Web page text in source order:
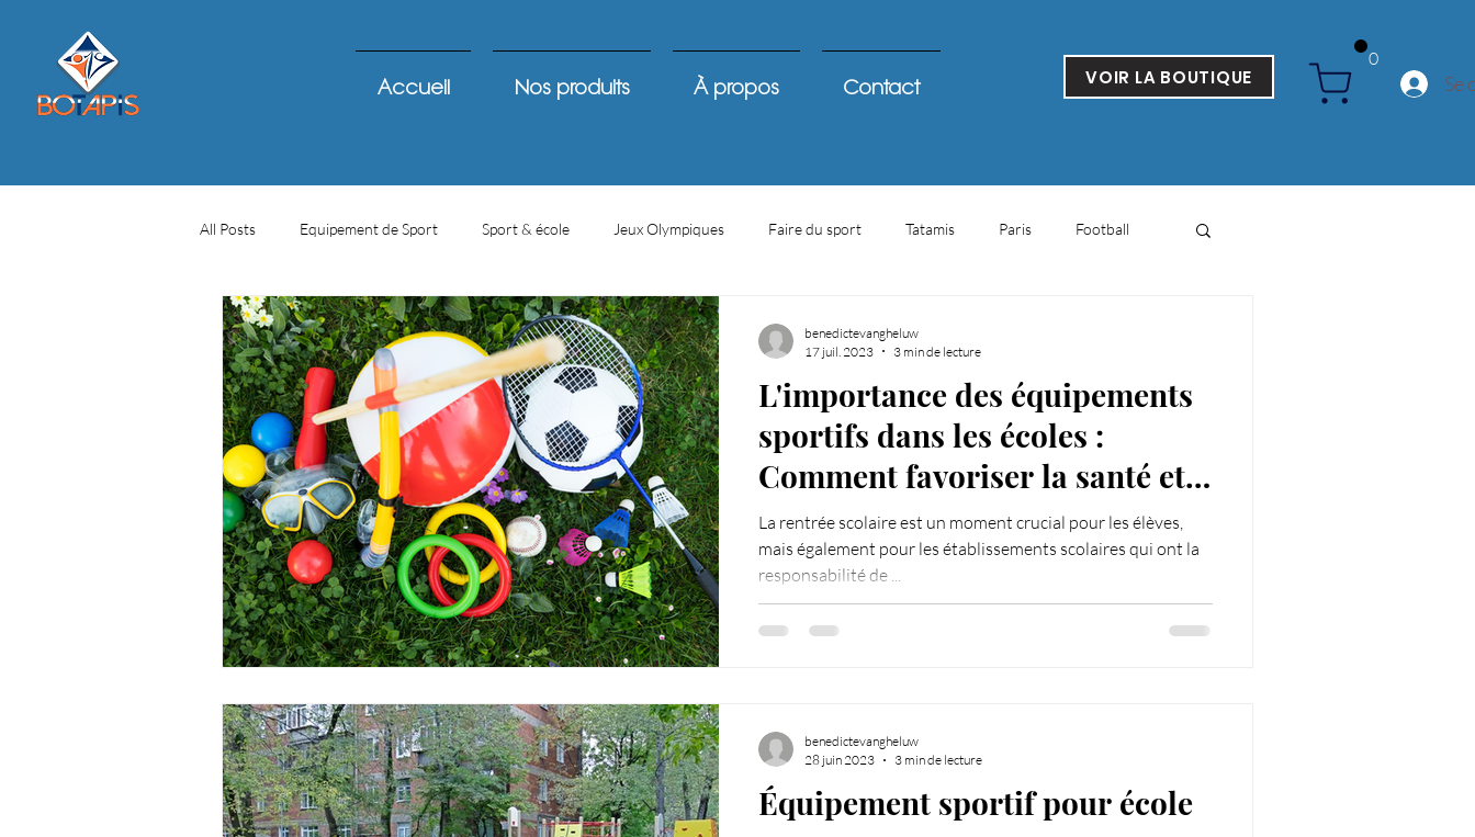
Accueil Nos produits À propos Contact VOIR LA BOUTIQUE
0
Se
All Posts Equipement de Sport Sport & école Jeux Olympiques Faire du sport Tatamis Paris Football
L'importance des équipements
sportifs dans les écoles :
Comment favoriser la santé et
le bien-être
La rentrée scolaire est un moment crucial pour les élèves,
mais également pour les établissements scolaires qui ont la
responsabilité de ...
benedictevangheluw
17 juil. 2023
3 min de lecture
Équipement sportif pour école
benedictevangheluw
28 juin 2023
3 min de lecture